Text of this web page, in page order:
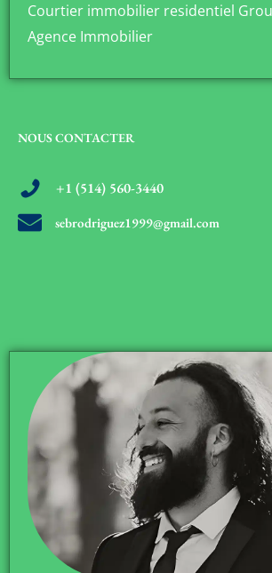
Courtier immobilier residentiel
Agence Immobilier
NOUS CONTACTER
+1 (514) 560-3440
sebrodriguez1999@gmail.com